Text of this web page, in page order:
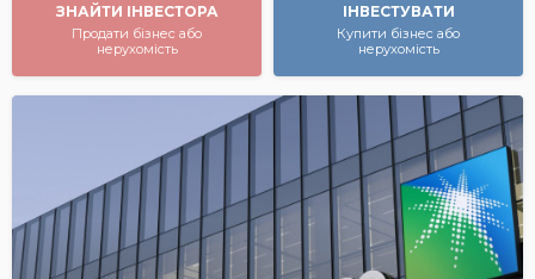
ЗНАЙТИ ІНВЕСТОРА
Продати бізнес або
нерухомість
ІНВЕСТУВАТИ
Купити бізнес або
нерухомість